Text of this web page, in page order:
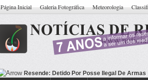
Página Inicial Galeria Fotográfica Meteorologia
Resende: De